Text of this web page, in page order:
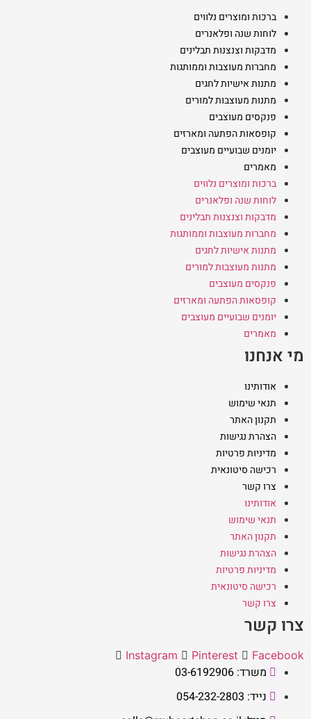
ברכות ומוצרים נלווים
לוחות שנה ופלאנרים
מדבקות וצנצנות תבלינים
מחברות מעוצבות וממותגות
מתנות אישיות לחגים
מתנות מעוצבות למורים
פנקסים מעוצבים
קופסאות הפתעה ומארזים
יומנים שבועיים מעוצבים
מאמרים
ברכות ומוצרים נלווים
לוחות שנה ופלאנרים
מדבקות וצנצנות תבלינים
מחברות מעוצבות וממותגות
מתנות אישיות לחגים
מתנות מעוצבות למורים
פנקסים מעוצבים
קופסאות הפתעה ומארזים
יומנים שבועיים מעוצבים
מאמרים
מי אנחנו
אודותינו
תנאי שימוש
תקנון האתר
הצהרת נגישות
מדיניות פרטיות
רכישה סיטונאית
צרו קשר
אודותינו
תנאי שימוש
תקנון האתר
הצהרת נגישות
מדיניות פרטיות
רכישה סיטונאית
צרו קשר
צרו קשר
Instagram Pinterest Facebook
משרד: 03-6192906
נייד: 054-232-2803